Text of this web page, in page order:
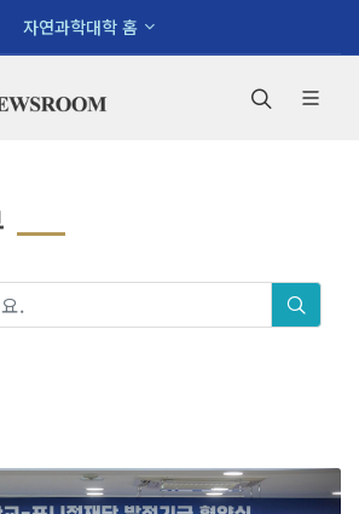
자연과학대학 홈 ×